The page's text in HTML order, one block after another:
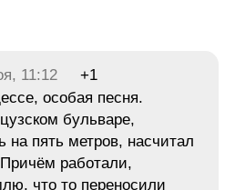
11:12
+1
особая песня.
бульваре,
на пять метров, насчитал
работали,
что то переносили